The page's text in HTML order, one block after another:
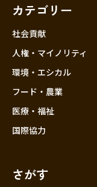
カテゴリー
社会貢献
人権・マイノリティ
環境・エシカル
フード・農業
医療・福祉
国際協力
さがす